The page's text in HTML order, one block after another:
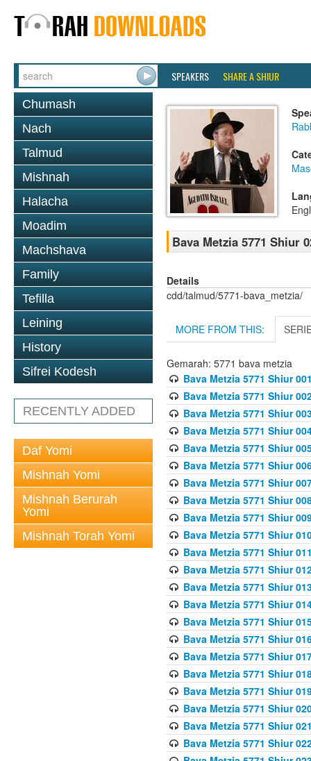
SPEAKERS SHARE A SHIUR
Chumash
Nach
Talmud
Mishnah
Halacha
Moadim
Machshava
Family
Tefilla
Leining
History
Sifrei Kodesh
RECENTLY ADDED
Daf Yomi
Mishnah Yomi
Mishnah Berurah
Yomi
Mishnah Torah Yomi
Bava Metzia 5771 Shiur
Details
cdd/talmud/5771-bava_metzia/
MORE FROM THIS:
Gemarah: 5771 bava metzia
Bava Metzia 5771 Shiur
Bava Metzia 5771 Shiur
Bava Metzia 5771 Shiur
Bava Metzia 5771 Shiur
Bava Metzia 5771 Shiur
Bava Metzia 5771 Shiur
Bava Metzia 5771 Shiur
Bava Metzia 5771 Shiur
Bava Metzia 5771 Shiur
Bava Metzia 5771 Shiur
Bava Metzia 5771 Shiur
Bava Metzia 5771 Shiur
Bava Metzia 5771 Shiur
Bava Metzia 5771 Shiur
Bava Metzia 5771 Shiur
Bava Metzia 5771 Shiur
Bava Metzia 5771 Shiur
Bava Metzia 5771 Shiur
Bava Metzia 5771 Shiur
Bava Metzia 5771 Shiur
Bava Metzia 5771 Shiur
Bava Metzia 5771 Shiur